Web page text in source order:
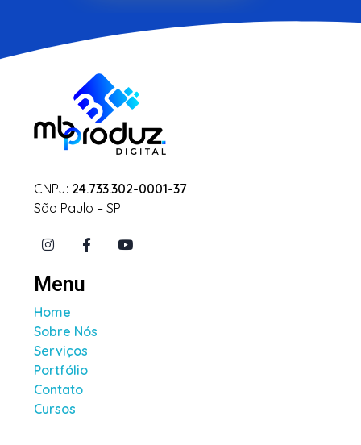
CNPJ: 24.733.302-0001-37
São Paulo – SP
Menu
Home
Sobre Nós
Serviços
Portfólio
Contato
Cursos